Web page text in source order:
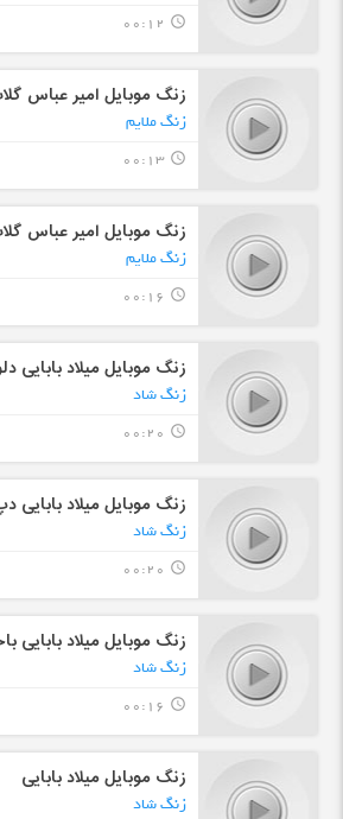
query_builder
00:12
زنگ موبایل امیر عباس
زنگ ملایم
query_builder
00:13
زنگ موبایل امیر عباس
زنگ ملایم
query_builder
00:16
زنگ موبایل میلاد بابایی
زنگ شاد
query_builder
00:20
زنگ موبایل میلاد بابایی
زنگ شاد
query_builder
00:20
زنگ موبایل میلاد بابایی
زنگ شاد
query_builder
00:16
زنگ موبایل میلاد بابایی
زنگ شاد